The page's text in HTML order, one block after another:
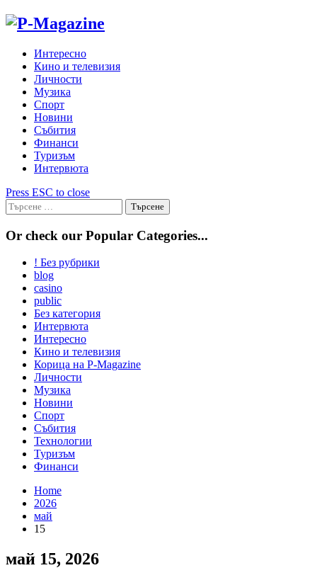
Skip
Интересно
Кино и телевизия
Личности
Музика
Спорт
Новини
Събития
Финанси
Туризъм
Интервюта
Press ESC to close
Търсене
за:
Or check our Popular Categories...
! Без рубрики
blog
casino
public
Без категория
Интервюта
Интересно
Кино и телевизия
Корица на P-Magazine
Личности
Музика
Новини
Спорт
Събития
Технологии
Туризъм
Финанси
Home
2026
май
15
май 15, 2026